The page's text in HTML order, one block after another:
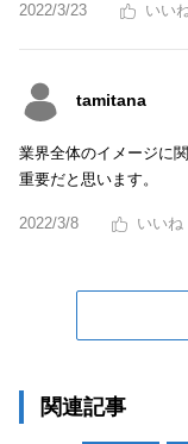
2022/3/23
tamitana
業界全体のイメージに
重要だと思います。
2022/3/8
関連記事